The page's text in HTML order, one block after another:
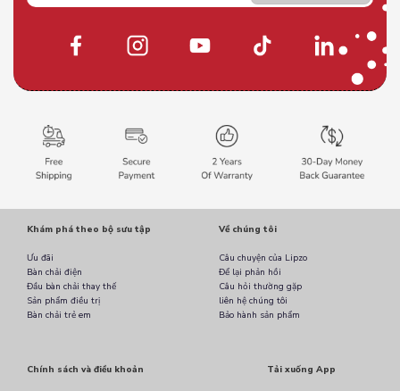
Khám phá theo bộ sưu tập
Ưu đãi
Bàn chải điện
Đầu bàn chải thay thế
Sản phẩm điều trị
Bàn chải trẻ em
Về chúng tôi
Câu chuyện của Lipzo
Để lại phản hồi
Câu hỏi thường gặp
liên hệ chúng tôi
Bảo hành sản phẩm
Chính sách và điều khoản Tải xuống App